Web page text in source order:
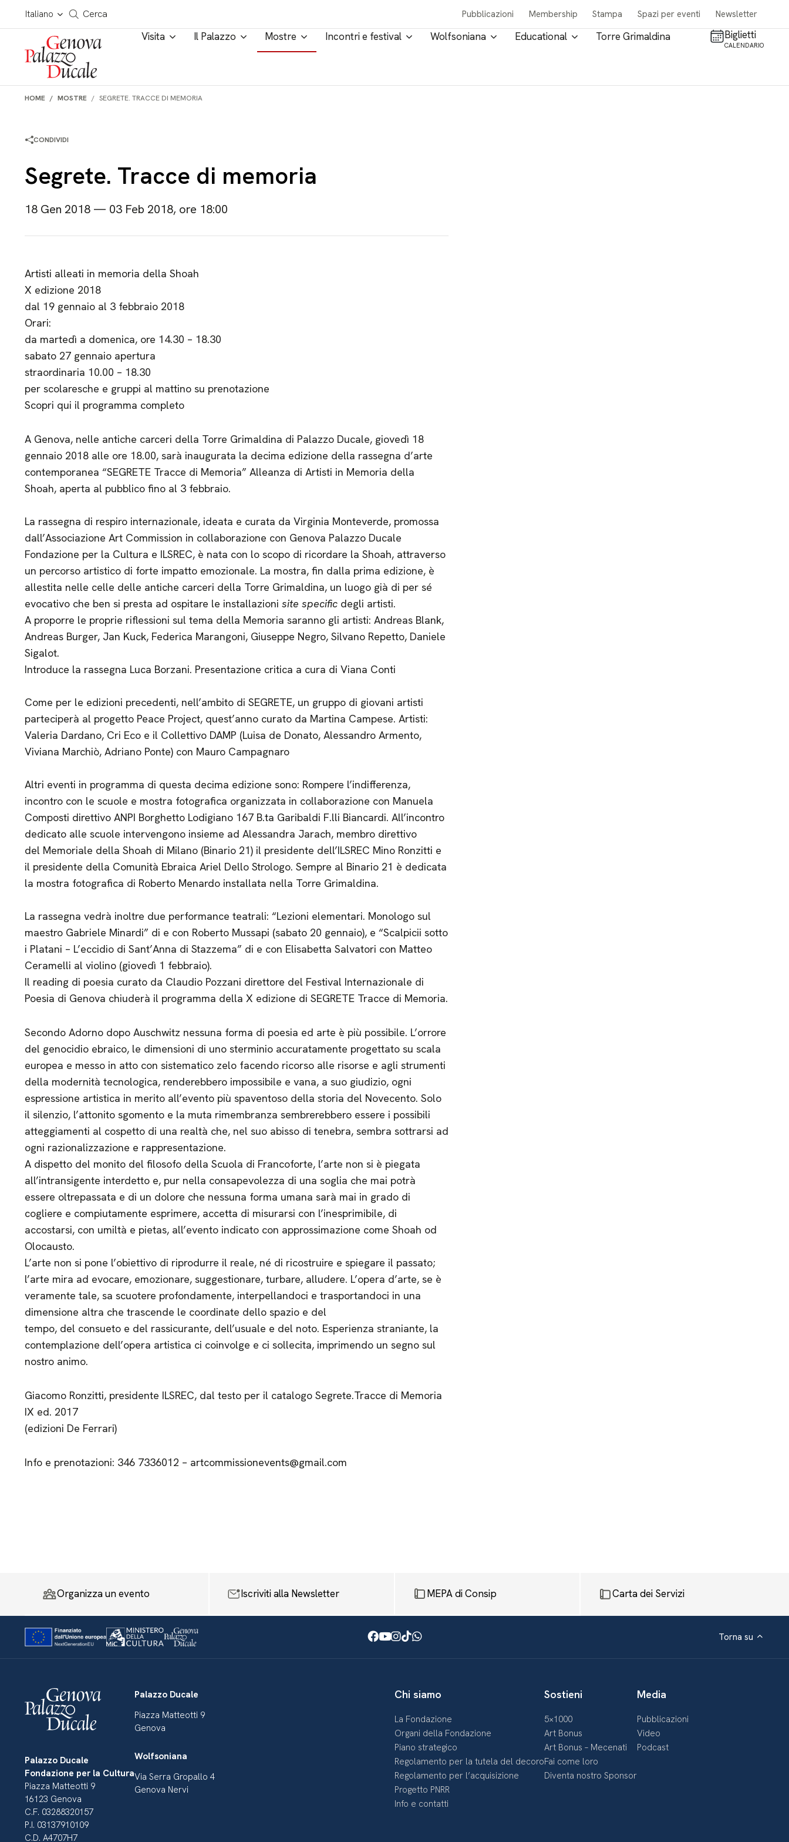
Salta al contenuto
Italiano
Cerca in tutto il sito
Cerca Pubblicazioni Membership Stampa Spazi per eventi Newsletter
Visita Il Palazzo Mostre Incontri e festival Wolfsoniana Educational Torre Grimaldina Biglietti
CALENDARIO
HOME MOSTRE SEGRETE. TRACCE DI MEMORIA
CONDIVIDI
Segrete. Tracce di memoria
18 Gen 2018 — 03 Feb 2018, ore 18:00
Artisti alleati in memoria della Shoah
X edizione 2018
dal 19 gennaio al 3 febbraio 2018
Orari:
da martedì a domenica, ore 14.30 – 18.30
sabato 27 gennaio apertura
straordinaria 10.00 – 18.30
per scolaresche e gruppi al mattino su prenotazione
Scopri qui il programma completo
A Genova, nelle antiche carceri della Torre Grimaldina di Palazzo Ducale, giovedì 18
gennaio 2018 alle ore 18.00, sarà inaugurata la decima edizione della rassegna d’arte
contemporanea “SEGRETE Tracce di Memoria” Alleanza di Artisti in Memoria della
Shoah, aperta al pubblico fino al 3 febbraio.
La rassegna di respiro internazionale, ideata e curata da Virginia Monteverde, promossa
dall’Associazione Art Commission in collaborazione con Genova Palazzo Ducale
Fondazione per la Cultura e ILSREC, è nata con lo scopo di ricordare la Shoah, attraverso
un percorso artistico di forte impatto emozionale. La mostra, fin dalla prima edizione, è
allestita nelle celle delle antiche carceri della Torre Grimaldina, un luogo già di per sé
evocativo che ben si presta ad ospitare le installazioni site specificdegli artisti.
A proporre le proprie riflessioni sul tema della Memoria saranno gli artisti: Andreas Blank,
Andreas Burger, Jan Kuck, Federica Marangoni, Giuseppe Negro, Silvano Repetto, Daniele
Sigalot.
Introduce la rassegna Luca Borzani. Presentazione critica a cura di Viana Conti
Come per le edizioni precedenti, nell’ambito di SEGRETE, un gruppo di giovani artisti
parteciperà al progetto Peace Project, quest’anno curato da Martina Campese. Artisti:
Valeria Dardano, Cri Eco e il Collettivo DAMP (Luisa de Donato, Alessandro Armento,
Viviana Marchiò, Adriano Ponte) con Mauro Campagnaro
Altri eventi in programma di questa decima edizione sono: Rompere l’indifferenza,
incontro con le scuole e mostra fotografica organizzata in collaborazione con Manuela
Composti direttivo ANPI Borghetto Lodigiano 167 B.ta Garibaldi F.lli Biancardi. All’incontro
dedicato alle scuole intervengono insieme ad Alessandra Jarach, membro direttivo
del Memoriale della Shoah di Milano (Binario 21) il presidente dell’ILSREC Mino Ronzitti e
il presidente della Comunità Ebraica Ariel Dello Strologo. Sempre al Binario 21 è dedicata
la mostra fotografica di Roberto Menardo installata nella Torre Grimaldina.
La rassegna vedrà inoltre due performance teatrali: “Lezioni elementari. Monologo sul
maestro Gabriele Minardi” di e con Roberto Mussapi (sabato 20 gennaio), e “Scalpicii sotto
i Platani – L’eccidio di Sant’Anna di Stazzema” di e con Elisabetta Salvatori con Matteo
Ceramelli al violino (giovedì 1 febbraio).
Il reading di poesia curato da Claudio Pozzani direttore del Festival Internazionale di
Poesia di Genova chiuderà il programma della X edizione di SEGRETE Tracce di Memoria.
Secondo Adorno dopo Auschwitz nessuna forma di poesia ed arte è più possibile. L’orrore
del genocidio ebraico, le dimensioni di uno sterminio accuratamente progettato su scala
europea e messo in atto con sistematico zelo facendo ricorso alle risorse e agli strumenti
della modernità tecnologica, renderebbero impossibile e vana, a suo giudizio, ogni
espressione artistica in merito all’evento più spaventoso della storia del Novecento. Solo
il silenzio, l’attonito sgomento e la muta rimembranza sembrerebbero essere i possibili
atteggiamenti al cospetto di una realtà che, nel suo abisso di tenebra, sembra sottrarsi ad
ogni razionalizzazione e rappresentazione.
A dispetto del monito del filosofo della Scuola di Francoforte, l’arte non si è piegata
all’intransigente interdetto e, pur nella consapevolezza di una soglia che mai potrà
essere oltrepassata e di un dolore che nessuna forma umana sarà mai in grado di
cogliere e compiutamente esprimere, accetta di misurarsi con l’inesprimibile, di
accostarsi, con umiltà e pietas, all’evento indicato con approssimazione come Shoah od
Olocausto.
L’arte non si pone l’obiettivo di riprodurre il reale, né di ricostruire e spiegare il passato;
l’arte mira ad evocare, emozionare, suggestionare, turbare, alludere. L’opera d’arte, se è
veramente tale, sa scuotere profondamente, interpellandoci e trasportandoci in una
dimensione altra che trascende le coordinate dello spazio e del
tempo, del consueto e del rassicurante, dell’usuale e del noto. Esperienza straniante, la
contemplazione dell’opera artistica ci coinvolge e ci sollecita, imprimendo un segno sul
nostro animo.
Giacomo Ronzitti, presidente ILSREC, dal testo per il catalogo Segrete.Tracce di Memoria
IX ed. 2017
(edizioni De Ferrari)
Info e prenotazioni: 346 7336012 – artcommissionevents@gmail.com
Organizza un evento Iscriviti alla Newsletter MEPA di Consip Carta dei Servizi
Facebook
Youtube
Instagram
TikTok
WhatsApp Torna su
Palazzo Ducale
Fondazione per la Cultura
Piazza Matteotti 9
16123 Genova
C.F. 03288320157
P.I. 03137910109
C.D. A4707H7
Palazzo Ducale
Piazza Matteotti 9
Genova
Wolfsoniana
Via Serra Gropallo 4
Genova Nervi
Chi siamo
La Fondazione
Organi della Fondazione
Piano strategico
Regolamento per la tutela del decoro
Regolamento per l’acquisizione
Progetto PNRR
Info e contatti
Sostieni
5×1000
Art Bonus
Art Bonus – Mecenati
Fai come loro
Diventa nostro Sponsor
Media
Pubblicazioni
Video
Podcast